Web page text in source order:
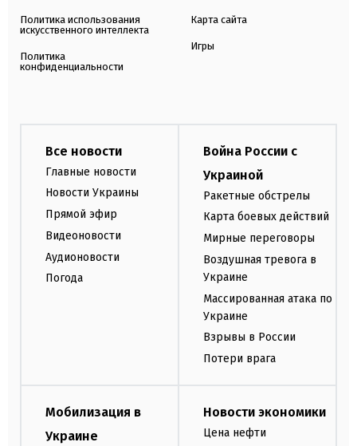
Политика использования
искусственного интеллекта
Политика
конфиденциальности
Карта сайта
Игры
Все новости
Главные новости
Новости Украины
Прямой эфир
Видеоновости
Аудионовости
Погода
Война России с
Украиной
Ракетные обстрелы
Карта боевых действий
Мирные переговоры
Воздушная тревога в
Украине
Массированная атака по
Украине
Взрывы в России
Потери врага
Мобилизация в
Украине
Новости экономики
Цена нефти